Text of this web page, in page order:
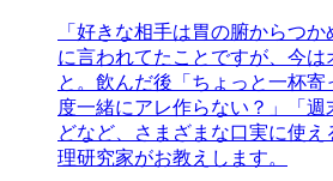
「好きな相手は胃の腑からつ
に言われてたことですが、今は
と。飲んだ後「ちょっと一杯
度一緒にアレ作らない？」「
どなど、さまざまな口実に使
理研究家がお教えします。